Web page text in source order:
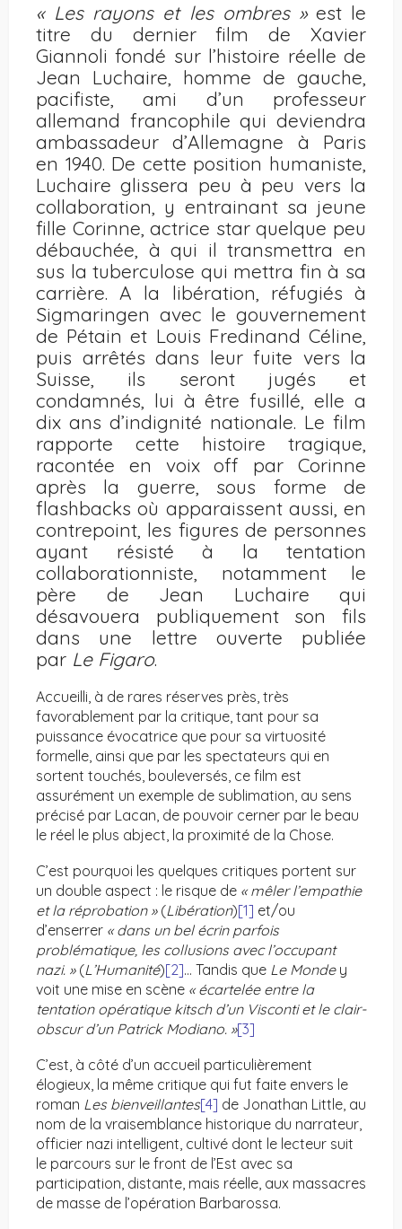
« Les rayons et les ombres »est le
titre du dernier film de Xavier
Giannoli fondé sur l’histoire réelle de
Jean Luchaire, homme de gauche,
pacifiste, ami d’un professeur
allemand francophile qui deviendra
ambassadeur d’Allemagne à Paris
en 1940. De cette position humaniste,
Luchaire glissera peu à peu vers la
collaboration, y entrainant sa jeune
fille Corinne, actrice star quelque peu
débauchée, à qui il transmettra en
sus la tuberculose qui mettra fin à sa
carrière. A la libération, réfugiés à
Sigmaringen avec le gouvernement
de Pétain et Louis Fredinand Céline,
puis arrêtés dans leur fuite vers la
Suisse, ils seront jugés et
condamnés, lui à être fusillé, elle a
dix ans d’indignité nationale. Le film
rapporte cette histoire tragique,
racontée en voix off par Corinne
après la guerre, sous forme de
flashbacks où apparaissent aussi, en
contrepoint, les figures de personnes
ayant résisté à la tentation
collaborationniste, notamment le
père de Jean Luchaire qui
désavouera publiquement son fils
dans une lettre ouverte publiée
par Le Figaro.
Accueilli, à de rares réserves près, très
favorablement par la critique, tant pour sa
puissance évocatrice que pour sa virtuosité
formelle, ainsi que par les spectateurs qui en
sortent touchés, bouleversés, ce film est
assurément un exemple de sublimation, au sens
précisé par Lacan, de pouvoir cerner par le beau
le réel le plus abject, la proximité de la Chose.
C’est pourquoi les quelques critiques portent sur
un double aspect : le risque de « mêler l’empathie
et la réprobation »(Libération)[1] et/ou
d’enserrer « dans un bel écrin parfois
problématique, les collusions avec l’occupant
nazi. »(L’Humanité)[2]… Tandis que Le Mondey
voit une mise en scène « écartelée entre la
tentation opératique kitsch d’un Visconti et le clair-
obscur d’un Patrick Modiano. »[3]
C’est, à côté d’un accueil particulièrement
élogieux, la même critique qui fut faite envers le
roman Les bienveillantes[4] de Jonathan Little, au
nom de la vraisemblance historique du narrateur,
officier nazi intelligent, cultivé dont le lecteur suit
le parcours sur le front de l’Est avec sa
participation, distante, mais réelle, aux massacres
de masse de l’opération Barbarossa.